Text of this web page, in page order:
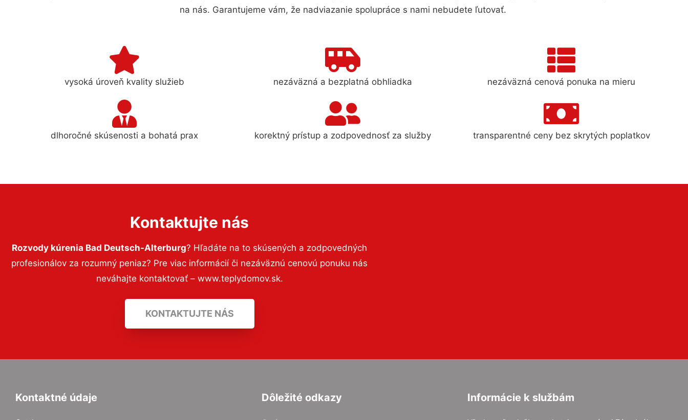
na nás. Garantujeme vám, že nadviazanie spolupráce s nami nebudete ľutovať.
vysoká úroveň kvality služieb nezáväzná a bezplatná obhliadka nezáväzná cenová ponuka na mieru
dlhoročné skúsenosti a bohatá prax korektný prístup a zodpovednosť za služby transparentné ceny bez skrytých poplatkov
Kontaktujte nás
Rozvody kúrenia Bad Deutsch-Alterburg? Hľadáte na to skúsených a zodpovedných
profesionálov za rozumný peniaz? Pre viac informácií či nezáväznú cenovú ponuku nás
neváhajte kontaktovať – www.teplydomov.sk.
KONTAKTUJTE NÁS
Kontaktné údaje Dôležité odkazy Informácie k službám